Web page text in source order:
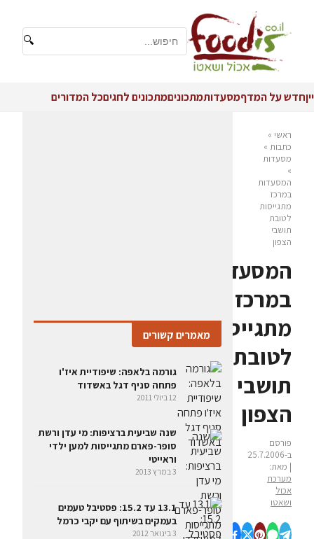
🔍
ייןחדש על המדףמסעדותמתכוניםמתכונים לחגיםכל המדורים
ראשי »
כתבות »
מסעדות
»
המסעדות
במרכז
מתגייסות
לטובת
תושבי
הצפון
המסעדות
במרכז
מתגייסות
לטובת
תושבי
הצפון
פורסם
ב-25.7.2006
| מאת:
מערכת
אכול
ושאטו
מאמרים קשורים
גורמה בלאפה: שיפודיית איז'ו
פתחה סניף דגל באשדוד
12 ביולי 2011
שנה שביעית ברציפות: מי עדן ורשת
סופר-פארם מתגייסות למען ילדי
וראייטי
3 במרץ 2013
13.1 עד 15.2: פסטיבל טעמים
בעמקים בשיתוף עם יקבי כרמל
3 בינואר 2012